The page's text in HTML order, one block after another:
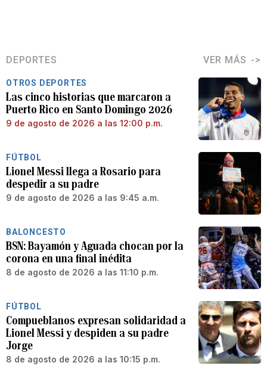
DEPORTES VER MÁS
OTROS DEPORTES
Las cinco historias que marcaron a
Puerto Rico en Santo Domingo 2026
9 de agosto de 2026 a las 12:00 p.m.
FÚTBOL
Lionel Messi llega a Rosario para
despedir a su padre
9 de agosto de 2026 a las 9:45 a.m.
BALONCESTO
BSN: Bayamón y Aguada chocan por la
corona en una final inédita
8 de agosto de 2026 a las 11:10 p.m.
FÚTBOL
Compueblanos expresan solidaridad a
Lionel Messi y despiden a su padre
Jorge
8 de agosto de 2026 a las 10:15 p.m.